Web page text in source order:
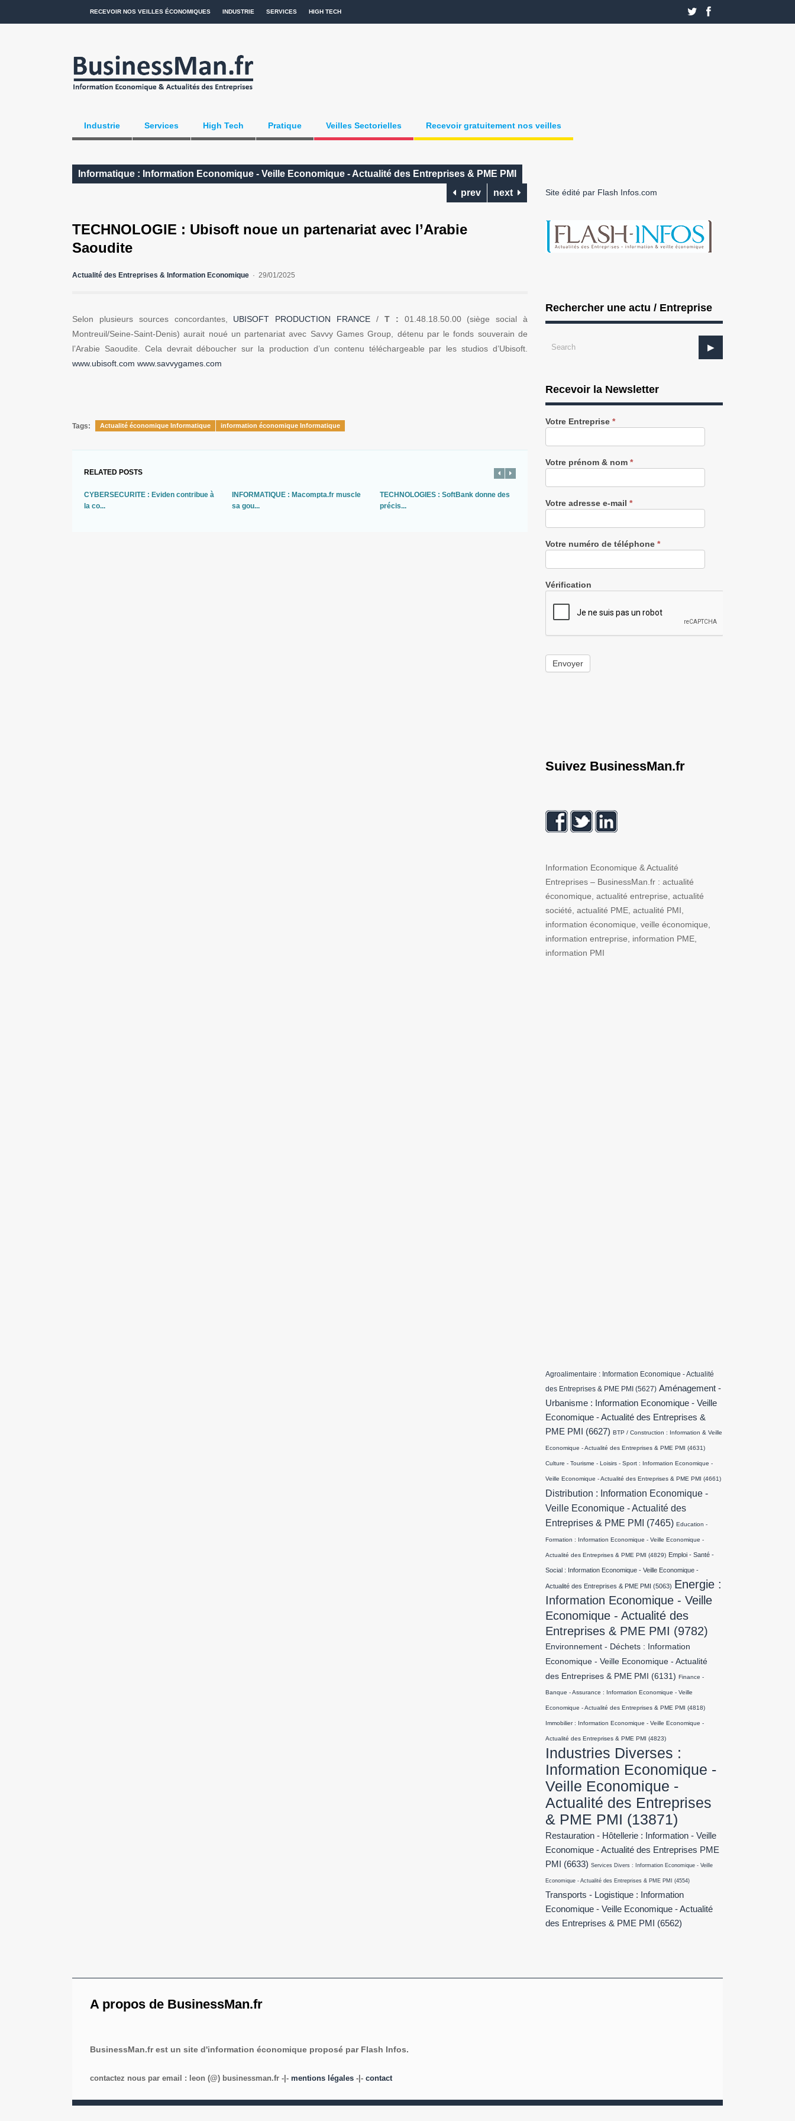
RECEVOIR NOS VEILLES ÉCONOMIQUES INDUSTRIE SERVICES HIGH TECH
Industrie Services High Tech Pratique Veilles Sectorielles Recevoir gratuitement nos veilles
Informatique : Information Economique - Veille Economique - Actualité des Entreprises & PME PMI
prev
next
TECHNOLOGIE : Ubisoft noue un partenariat avec l’Arabie
Saoudite
Actualité des Entreprises & Information Economique 29/01/2025
Selon plusieurs sources concordantes, UBISOFT PRODUCTION FRANCE / T : 01.48.18.50.00 (siège social à
Montreuil/Seine-Saint-Denis) aurait noué un partenariat avec Savvy Games Group, détenu par le fonds souverain de
l’Arabie Saoudite. Cela devrait déboucher sur la production d’un contenu téléchargeable par les studios d’Ubisoft.
www.ubisoft.com www.savvygames.com
Tags: Actualité économique Informatique information économique Informatique
RELATED POSTS
CYBERSECURITE : Eviden contribue à
la co...
INFORMATIQUE : Macompta.fr muscle
sa gou...
TECHNOLOGIES : SoftBank donne des
précis...
Site édité par Flash Infos.com
Rechercher une actu / Entreprise
Recevoir la Newsletter
Recevez
notre
gratuitement
Votre Entreprise *
Votre prénom & nom *
Votre adresse e-mail *
Votre numéro de téléphone *
Vérification
Envoyer
Suivez BusinessMan.fr
Information Economique & Actualité
Entreprises – BusinessMan.fr : actualité
économique, actualité entreprise, actualité
société, actualité PME, actualité PMI,
information économique, veille économique,
information entreprise, information PME,
information PMI
Agroalimentaire : Information Economique - Actualité
des Entreprises & PME PMI (5627) Aménagement -
Urbanisme : Information Economique - Veille
Economique - Actualité des Entreprises &
PME PMI
(6627) BTP / Construction : Information & Veille
Economique - Actualité des Entreprises & PME PMI (4631)
Culture - Tourisme - Loisirs - Sport : Information Economique -
Veille Economique - Actualité des Entreprises & PME PMI (4661)
Distribution : Information Economique -
Veille Economique - Actualité des
Entreprises & PME PMI (7465) Education -
Formation : Information Economique - Veille Economique -
Actualité des Entreprises & PME PMI (4829) Emploi - Santé -
Social : Information Economique - Veille Economique -
Actualité des Entreprises & PME PMI (5063) Energie :
Information Economique - Veille
Economique - Actualité des
Entreprises & PME PMI (9782)
Environnement - Déchets : Information
Economique - Veille Economique - Actualité
des Entreprises & PME PMI
(6131) Finance -
Banque - Assurance : Information Economique - Veille
Economique - Actualité des Entreprises & PME PMI (4818)
Immobilier : Information Economique - Veille Economique -
Actualité des Entreprises & PME PMI (4823)
Industries Diverses :
Information Economique -
Veille Economique -
Actualité des Entreprises
& PME PMI (13871)
Restauration - Hôtellerie : Information - Veille
Economique - Actualité des Entreprises PME
PMI
(6633) Services Divers : Information Economique - Veille
Economique - Actualité des Entreprises & PME PMI (4554)
Transports - Logistique : Information
Economique - Veille Economique - Actualité
des Entreprises & PME PMI
(6562)
A propos de BusinessMan.fr
BusinessMan.fr est un site d'information économique proposé par Flash Infos.
contactez nous par email : leon (@) businessman.fr -|- mentions légales -|- contact